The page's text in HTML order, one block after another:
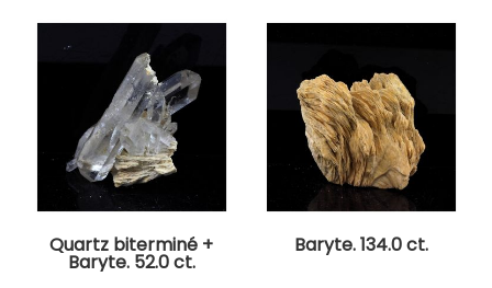
Quartz biterminé +
Baryte. 52.0 ct.
Baryte. 134.0 ct.